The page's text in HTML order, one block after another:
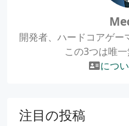
開発者、ハードコアゲー
この3つは唯一
につ
注目の投稿